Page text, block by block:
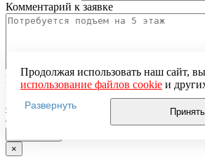
Комментарий к заявке
Понравившаяся модель
Нажимая кнопку «Отправить», вы
обработку персональных данных
и
ознакомление с
Политикой обработки
Продолжая использовать наш сайт,
использование файлов cookieи других
пользовательских данных (включая
местоположении, устройстве, действиях на сайте
для функционирования сайта,
использования систем аналитики
Яндекс.Метрика), в соответствии с
Развернуть
Принять
×